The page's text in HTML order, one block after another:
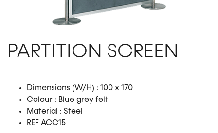
PARTITION SCREEN
Dimensions (W/H) : 100 x 170
Colour : Blue grey felt
Material : Steel
REF ACC15